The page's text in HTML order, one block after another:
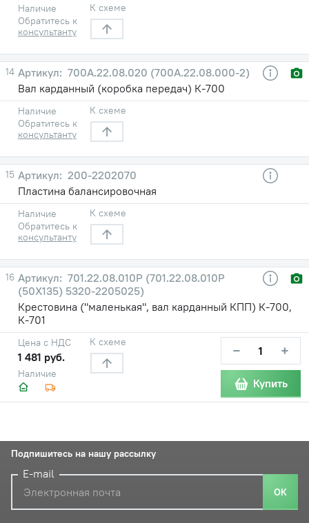
Наличие
Обратитесь к
консультанту
К схеме
14
700А.22.08.020 (700А.22.08.000-2)
Вал карданный (коробка передач) К-700
Наличие
Обратитесь к
консультанту
К схеме
15
200-2202070
Пластина балансировочная
Наличие
Обратитесь к
консультанту
К схеме
16
701.22.08.010Р (701.22.08.010Р
(50Х135) 5320-2205025)
Крестовина ("маленькая", вал карданный КПП) К-700,
К-701
Наличие
Цена с НДС
1 481 руб.
К схеме − +
Купить
Подпишитесь на нашу рассылку
E-mail
ОК